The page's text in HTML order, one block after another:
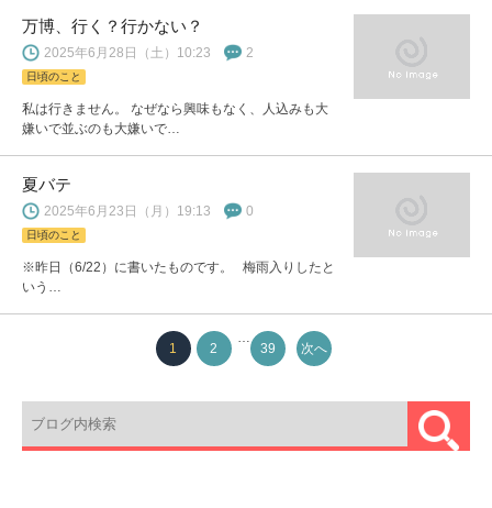
万博、行く？行かない？
2025年6月28日（土）10:23 2
日頃のこと
私は行きません。 なぜなら興味もなく、人込みも大
嫌いで並ぶのも大嫌いで…
夏バテ
2025年6月23日（月）19:13 0
日頃のこと
※昨日（6/22）に書いたものです。 梅雨入りしたと
いう…
1 2
…
39 次へ